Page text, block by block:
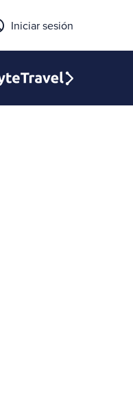
Iniciar sesión